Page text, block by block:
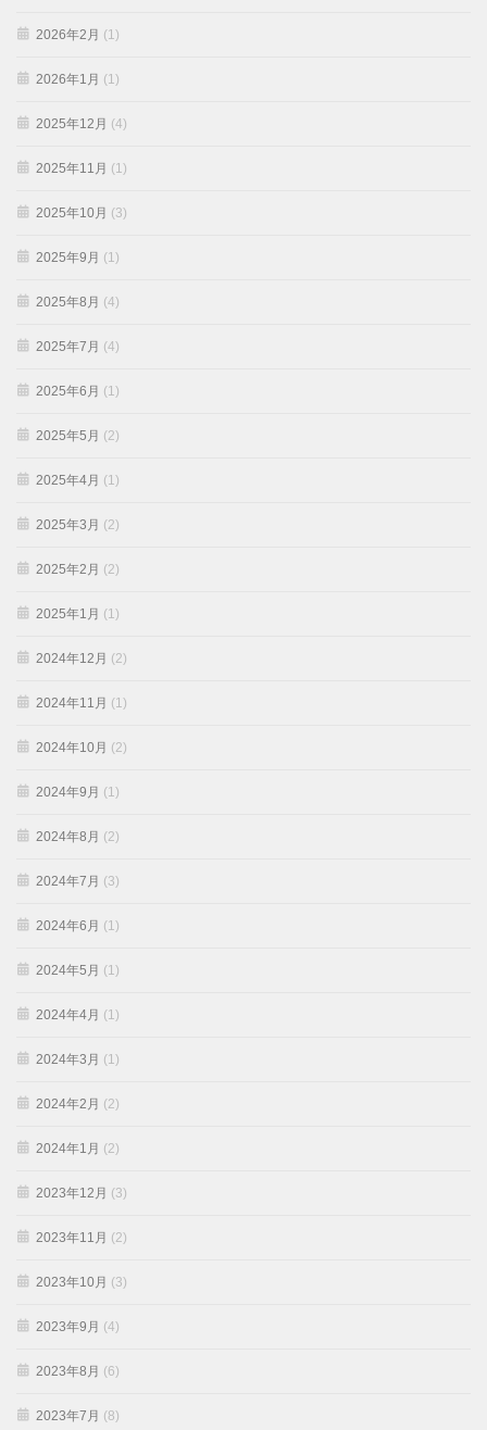
2026年2月 (1)
2026年1月 (1)
2025年12月 (4)
2025年11月 (1)
2025年10月 (3)
2025年9月 (1)
2025年8月 (4)
2025年7月 (4)
2025年6月 (1)
2025年5月 (2)
2025年4月 (1)
2025年3月 (2)
2025年2月 (2)
2025年1月 (1)
2024年12月 (2)
2024年11月 (1)
2024年10月 (2)
2024年9月 (1)
2024年8月 (2)
2024年7月 (3)
2024年6月 (1)
2024年5月 (1)
2024年4月 (1)
2024年3月 (1)
2024年2月 (2)
2024年1月 (2)
2023年12月 (3)
2023年11月 (2)
2023年10月 (3)
2023年9月 (4)
2023年8月 (6)
2023年7月 (8)